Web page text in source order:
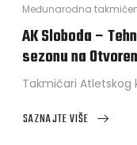
Međunarodna
AK Sloboda –
sezonu na
Takmičari Atletskog
SAZNAJTE VIŠE
ABOUT